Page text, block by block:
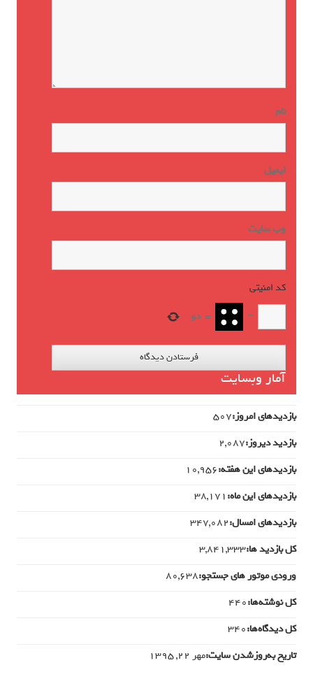
نام
ایمیل
وب‌ سایت
کد امنیتی*
−
= دو
آمار وبسایت
بازدیدهای امروز:507
بازدید دیروز:2,087
بازدیدهای این هفته:10,956
بازدیدهای این ماه:38,171
بازدیدهای امسال:347,082
کل بازدید ها:3,841,333
ورودی‌ موتور های جستجو:80,638
کل نوشته‌ها:440
کل دیدگاه‌ها:340
تاریخ به‌روزشدن سایت:مهر ۲۲, ۱۳۹۵